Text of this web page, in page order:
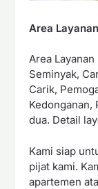
Area
Area
Seminyak,
Carik,
Kedonganan,
dua. Detail
Kami siap
pijat kami.
apartemen